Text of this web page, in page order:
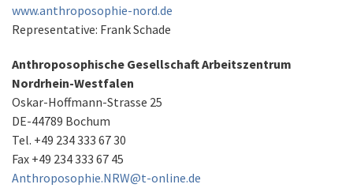
www.anthroposophie-nord.de
Representative: Frank Schade
Anthroposophische Gesellschaft Arbeitszentrum
Nordrhein-Westfalen
Oskar-Hoffmann-Strasse 25
DE-44789 Bochum
Tel. +49 234 333 67 30
Fax +49 234 333 67 45
Anthroposophie.NRW@t-online.de